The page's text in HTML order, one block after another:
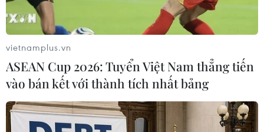
TIN LIÊN QUAN
vietnamplus.vn
ASEAN Cup 2026: Tuyển Việt Nam thẳng tiến
vào bán kết với thành tích nhất bảng